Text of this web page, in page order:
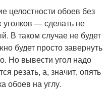
целостности обоев без
— сделать не
В таком случае не будет
будет просто завернуть
Но вывести угол надо
резать, а, значит, опять
обоев на углу.